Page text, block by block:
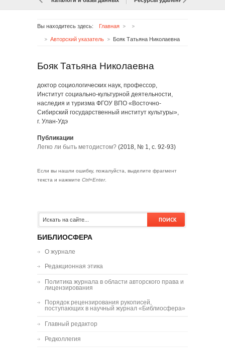
Вы находитесь здесь: Главная
Авторский указатель Бояк Татьяна Николаевна
Бояк Татьяна Николаевна
доктор социологических наук, профессор,
Институт социально-культурной деятельности,
наследия и туризма ФГОУ ВПО «Восточно-
Сибирский государственный институт культуры»,
г. Улан-Удэ
Публикации
Легко ли быть методистом? (2018, № 1, с. 92-93)
Если вы нашли ошибку, пожалуйста, выделите фрагмент
текста и нажмите Ctrl+Enter.
БИБЛИОСФЕРА
О журнале
Редакционная этика
Политика журнала в области авторского права и
лицензирования
Порядок рецензирования рукописей,
поступающих в научный журнал «Библиосфера»
Главный редактор
Редколлегия